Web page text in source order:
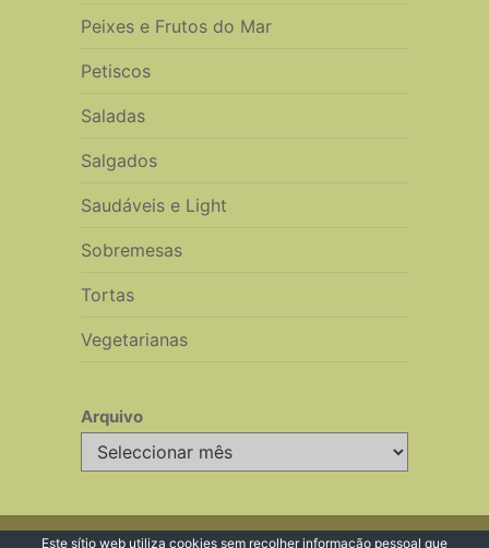
Peixes e Frutos do Mar
Petiscos
Saladas
Salgados
Saudáveis e Light
Sobremesas
Tortas
Vegetarianas
Arquivo
Arquivo
© 2026 Receitas de Cozinha
Este sítio web utiliza cookies sem recolher informação pessoal que